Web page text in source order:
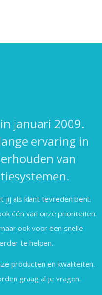
januari 2009.
ervaring in
van
jij als klant tevreden bent.
één van onze prioriteiten.
ook voor een snelle
te helpen.
producten en kwaliteiten.
graag al je vragen.